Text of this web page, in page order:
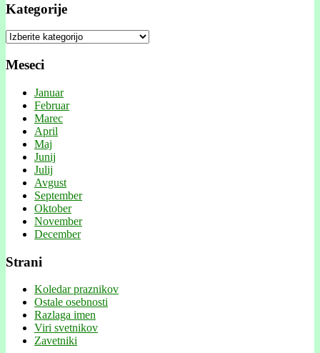
Kategorije
Kategorije
Meseci
Januar
Februar
Marec
April
Maj
Junij
Julij
Avgust
September
Oktober
November
December
Strani
Koledar praznikov
Ostale osebnosti
Razlaga imen
Viri svetnikov
Zavetniki